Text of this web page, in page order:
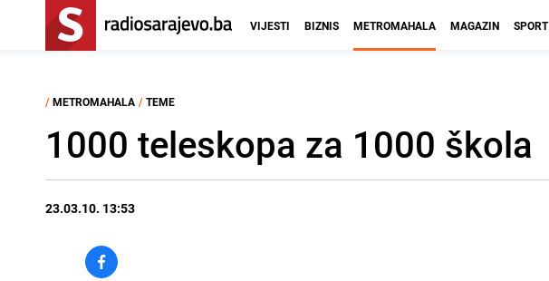
VIJESTI BIZNIS METROMAHALA MAGAZIN SPORT
/ METROMAHALA / TEME
1000 teleskopa za 1000 škola
23.03.10. 13:53